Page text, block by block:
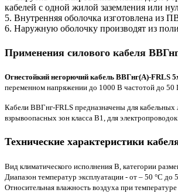
кабелей с одной жилой заземления или
5. Внутренняя оболочка изготовлена из
6. Наружную оболочку производят из
Применения силового кабеля
Огнестойкий негорючий кабель ВВГнг(А)-FRLS
переменном напряжении до 1000 В частотой до 50
Кабели ВВГнг-FRLS предназначены для кабельных
взрывоопасных зон класса В1, для
Технические характеристики
Вид климатического исполнения В, категории
Диапазон температур эксплуатации - от – 50 °С до
Относительная влажность воздуха при